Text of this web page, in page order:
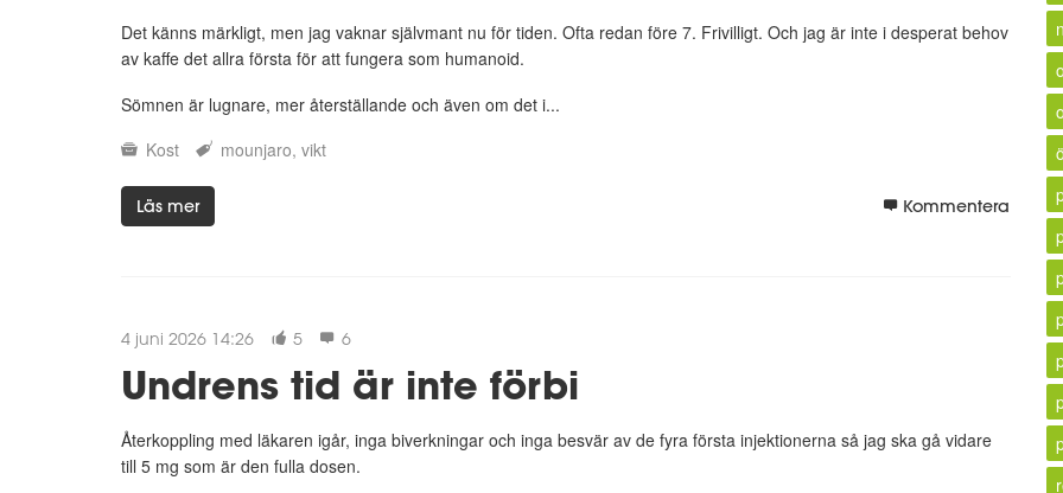
Det känns märkligt, men jag vaknar självmant nu för tiden. Ofta redan före 7. Frivilligt. Och jag är inte i desperat behov
av kaffe det allra första för att fungera som humanoid.
Sömnen är lugnare, mer återställande och även om det i...
Kost
mounjaro vikt
Läs mer Kommentera
4 juni 2026 14:26 5 6
Undrens tid är inte förbi
Återkoppling med läkaren igår, inga biverkningar och inga besvär av de fyra första injektionerna så jag ska gå vidare
till 5 mg som är den fulla dosen.